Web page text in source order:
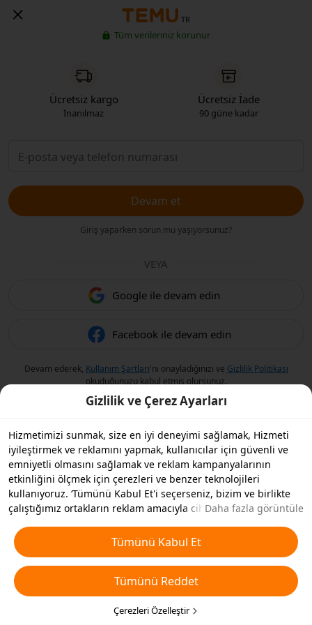
TR
Tüm verileriniz korunur
Ücretsiz kargo
İnanılmaz
Ücretsiz İade
90 güne kadar
Devam et
Giriş yaparken sorun mu yaşıyorsunuz?
VEYA
Google ile devam edin
Facebook ile devam edin
Devam ederek, Kullanım Şartları'nı onayladığınızı ve Gizlilik Politikası
okuduğunuzu kabul etmiş olursunuz.
Gizlilik ve Çerez Ayarları
Hizmetimizi sunmak, size en iyi deneyimi sağlamak, Hizmeti
iyileştirmek ve reklamını yapmak, kullanıcılar için güvenli ve
emniyetli olmasını sağlamak ve reklam kampanyalarının
etkinliğini ölçmek için çerezleri ve benzer teknolojileri
kullanıyoruz. ‘Tümünü Kabul Et'i seçerseniz, bizim ve birlikte
çalıştığımız ortakların reklam amacıyla cihazınızda çerezleri ve
Ayrıca, temel olmayan çerezlerin ’Tümünü Reddedebilir' veya
aşağıdaki ’Çerezleri Özelleştir'i tıklayarak veya gizlilik
ayarlarınızda istediğiniz zaman hangi çerez türlerini kabul
etmek veya devre dışı bırakmak istediğinizi seçebilirsiniz. Daha
fazla detay içinÇerezler ve Benzer Teknolojiler Politikamıza
Daha fazla görüntüle
Tümünü Kabul Et
Tümünü Reddet
Çerezleri Özelleştir